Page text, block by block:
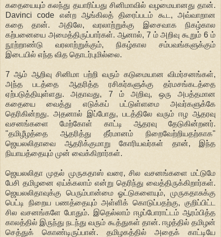
கதையையும் கலந்து தயாரிப்பது சினிமாவில் வழமையானது தான்.
Davinci code என்ற ஆங்கிலத் திரைப்படம் கூட, அவ்வாறான
கதை தான். அதிலே, வரலாற்றுக்கு இசைவாக நிகழ்கால
கற்பனையை அமைத்திருப்பார்கள். ஆனால், 7 ம் அறிவு கூறும் 6 ம்
நூற்றாண்டு வரலாற்றுக்கும், நிகழ்கால சம்பவங்களுக்கும்
இடையில் எந்த வித தொடர்புமில்லை.
7 ஆம் ஆறிவு சினிமா பற்றி வரும் கடுமையான விமர்சனங்கள்,
அந்த படத்தை ஆதரித்த ரசிகர்களுக்கு தர்மசங்கடத்தை
ஏற்படுத்தியுள்ளது. அதாவது, 7 ம் அறிவு, ஒரு அபத்தமான
கதையை வைத்து எடுக்கப் பட்டுள்ளமை அவர்களுக்கே
தெரிகின்றது. அதனால் இப்போது, படத்திலே வரும் ஈழ ஆதரவு
வசனங்களை மேற்கோள் காட்டி ஆதரவு தேடுகின்றனர்.
"தமிழீழத்தை ஆதரித்து தீர்மானம் நிறைவேற்றியதற்காக"
ஜெயலலிதாவை ஆதரிக்குமாறு கோரியவர்கள் தான், இந்த
நியாயத்தையும் முன் வைக்கிறார்கள்.
ஜெயலலிதா முதல் முருகதாஸ் வரை, சில வசனங்களை மட்டுமே
பேசி தமிழனை ஏய்க்கலாம் என்று தெரிந்து வைத்திருக்கிறார்கள்.
ஜெயலலிதாவுக்கு பெரும்பான்மை ஓட்டுகளையும், முருகதாசுக்கு
பெட்டி நிறைய பணத்தையும் அள்ளிக் கொடுப்பதற்கு, குறிப்பிட்ட
சில வசனங்களே போதும். இதெல்லாம் ஈழப்போராட்டம் ஆரம்பித்த
காலத்தில் இருந்து நடந்து வரும் கூத்துகள் தான். ஈழத்தில் தமிழன்
செத்துக் கொண்டிருப்பான். தமிழகத்தில் அதைக் காட்டியே